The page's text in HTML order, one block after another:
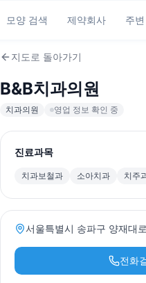
모양 검색 제약회사 주
지도로 돌아가기
B&B치과의원
치과의원 영업 정보 확인 중
진료과목
치과보철과 소아치과 치주
서울특별시 송파구 양재대
전화